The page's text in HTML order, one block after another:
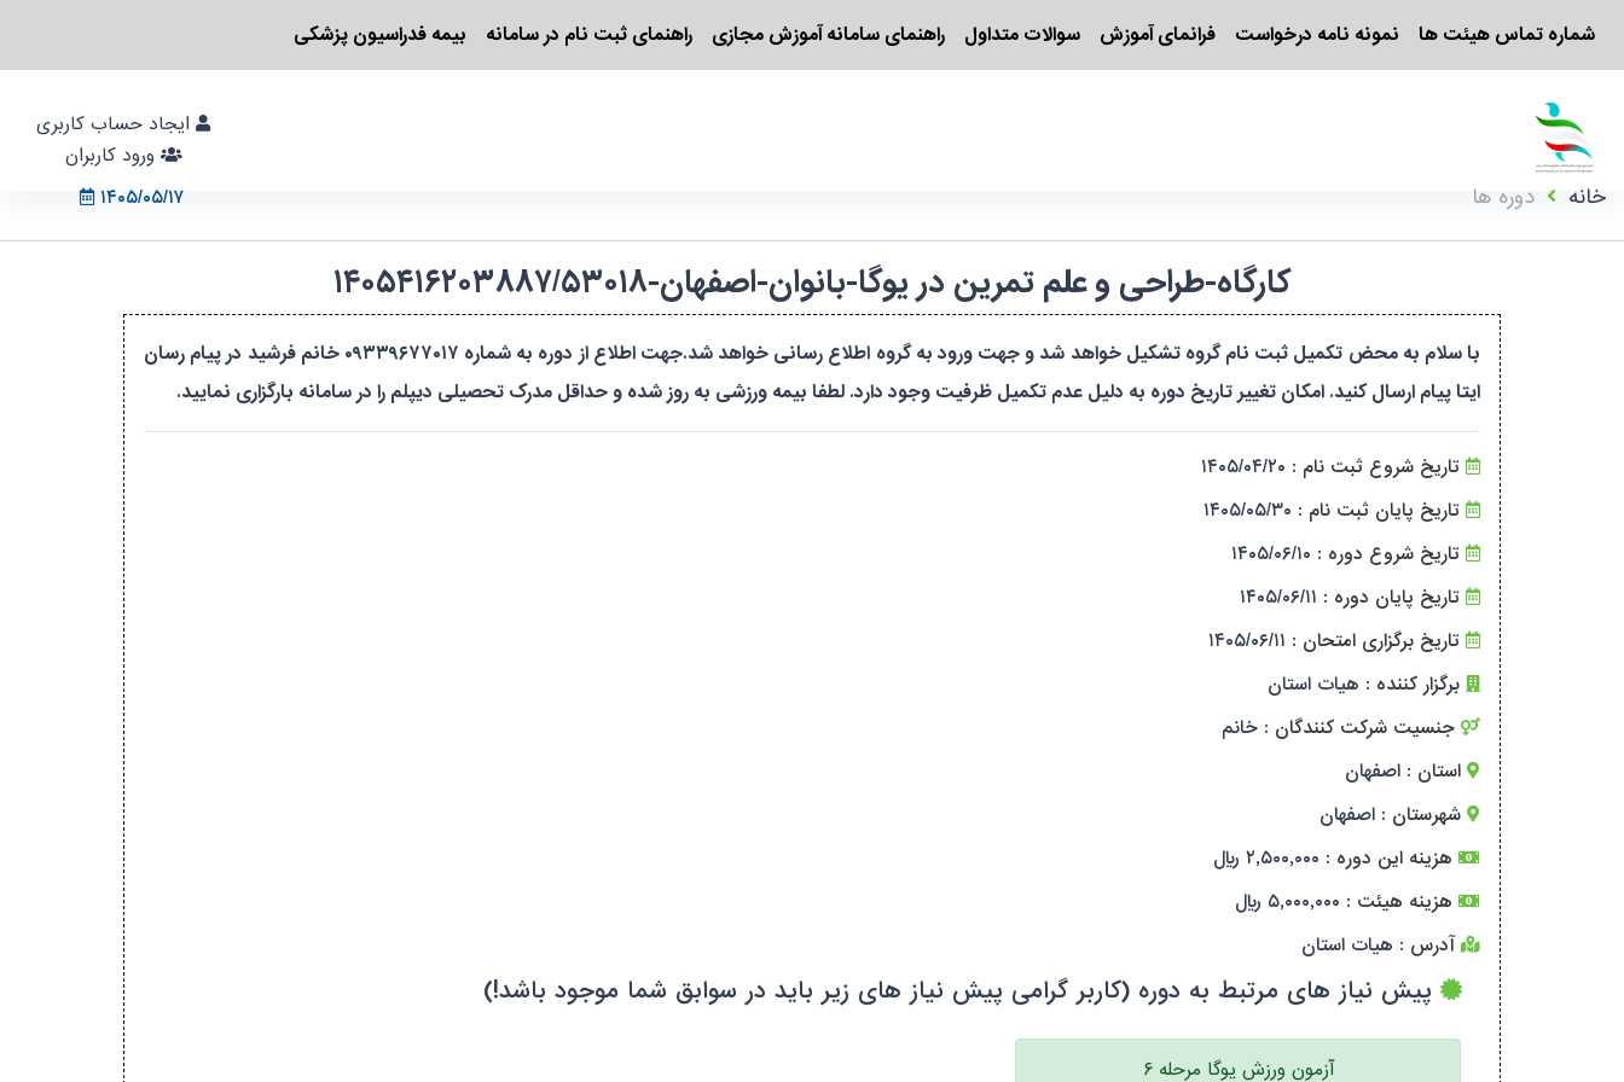
شماره تماس هیئت ها نمونه نامه درخواست فرانمای آموزش سوالات متداول راهنمای سامانه آموزش مجازی راهنمای ثبت نام در سامانه بیمه فدراسیون پزشکی
۱۴۰۵/۰۵/۱۷
خانه دوره ها
کارگاه-طراحی و علم تمرین در یوگا-بانوان-اصفهان-۱۴۰۵۴۱۶۲۰۳۸۸۷/۵۳۰۱۸
با سلام به محض تکمیل ثبت نام گروه تشکیل خواهد شد و جهت ورود به گروه اطلاع رسانی خواهد شد.جهت اطلاع از دوره به شماره ۰۹۳۳۹۶۷۷۰۱۷ خانم فرشید در پیام رسان
ایتا پیام ارسال کنید. امکان تغییر تاریخ دوره به دلیل عدم تکمیل ظرفیت وجود دارد. لطفا بیمه ورزشی به روز شده و حداقل مدرک تحصیلی دیپلم را در سامانه بارگزاری نمایید.
تاریخ شروع ثبت نام : ۱۴۰۵/۰۴/۲۰
تاریخ پایان ثبت نام : ۱۴۰۵/۰۵/۳۰
تاریخ شروع دوره : ۱۴۰۵/۰۶/۱۰
تاریخ پایان دوره : ۱۴۰۵/۰۶/۱۱
تاریخ برگزاری امتحان : ۱۴۰۵/۰۶/۱۱
برگزار کننده : هیات استان
جنسیت شرکت کنندگان : خانم
استان : اصفهان
شهرستان : اصفهان
هزینه این دوره : ۲,۵۰۰,۰۰۰ ریال
هزینه هیئت : ۵,۰۰۰,۰۰۰ ریال
آدرس : هیات استان
پیش نیاز های مرتبط به دوره (کاربر گرامی پیش نیاز های زیر باید در سوابق شما موجود باشد!)
آزمون ورزش یوگا مرحله ۶